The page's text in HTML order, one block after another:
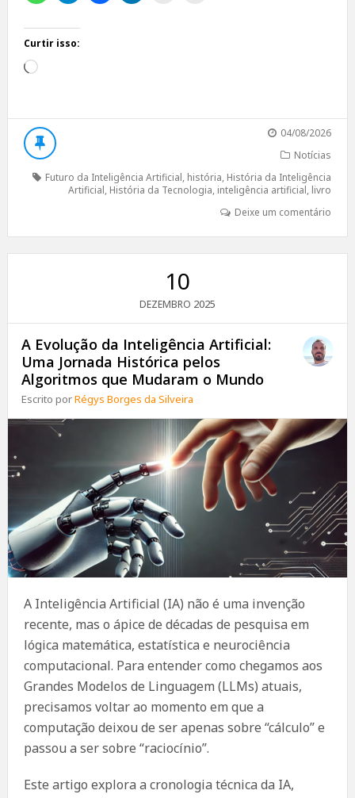
Curtir isso:
Carregando...
04/08/2026
Notícias
Futuro da Inteligência Artificial, história, História da Inteligência
Artificial, História da Tecnologia, inteligência artificial, livro
Deixe um comentário
10
DEZEMBRO 2025
A Evolução da Inteligência Artificial:
Uma Jornada Histórica pelos
Algoritmos que Mudaram o Mundo
Escrito porRégys Borges da Silveira
A Inteligência Artificial (IA) não é uma invenção
recente, mas o ápice de décadas de pesquisa em
lógica matemática, estatística e neurociência
computacional. Para entender como chegamos aos
Grandes Modelos de Linguagem (LLMs) atuais,
precisamos voltar ao momento em que a
computação deixou de ser apenas sobre “cálculo” e
passou a ser sobre “raciocínio”.
Este artigo explora a cronologia técnica da IA,